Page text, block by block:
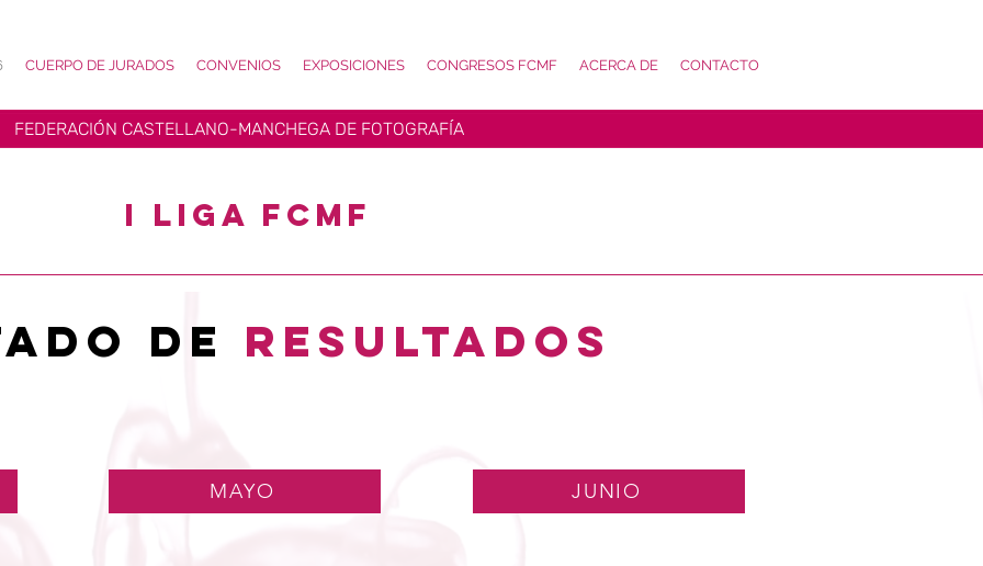
CUERPO DE JURADOS CONVENIOS EXPOSICIONES CONGRESOS FCMF ACERCA DE CONTACTO
FEDERACIÓN CASTELLANO-MANCHEGA DE FOTOGRAFÍA
I LIGA FCMF
DE RESULTADOS
MAYO JUNIO